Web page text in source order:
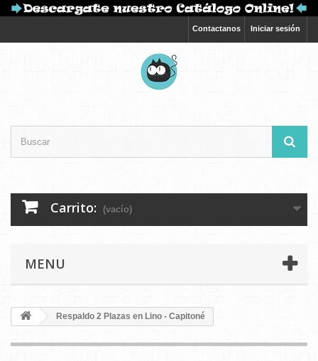
Iniciar sesión
Contactanos
Carrito: (vacío)
MENU
Respaldo 2 Plazas en Lino - Capitoné